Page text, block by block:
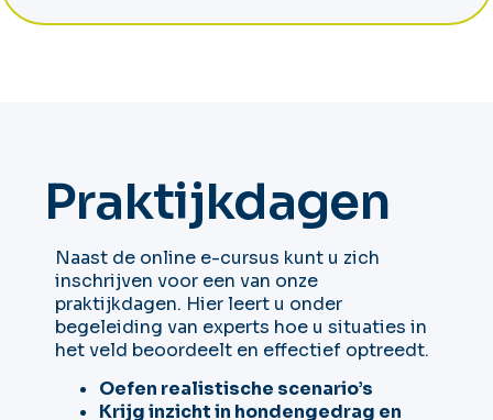
Praktijkdagen
Naast de online e-cursus kunt u zich
inschrijven voor een van onze
praktijkdagen. Hier leert u onder
begeleiding van experts hoe u situaties in
het veld beoordeelt en effectief optreedt.
Oefen realistische scenario’s
Krijg inzicht in hondengedrag en